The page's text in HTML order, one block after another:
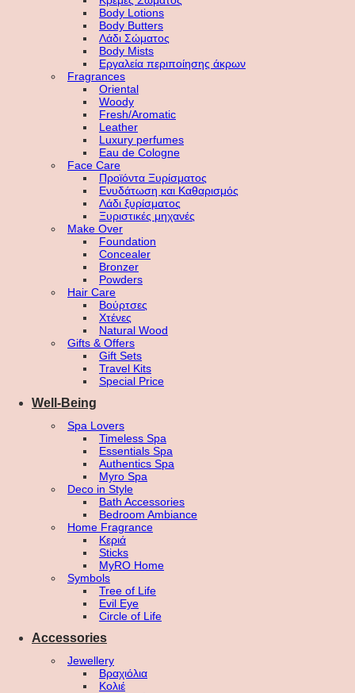
Body Lotions
Body Butters
Λάδι Σώματος
Body Mists
Εργαλεία περιποίησης άκρων
Fragrances
Oriental
Woody
Fresh/Aromatic
Leather
Luxury perfumes
Eau de Cologne
Face Care
Προϊόντα Ξυρίσματος
Ενυδάτωση και Καθαρισμός
Λάδι ξυρίσματος
Ξυριστικές μηχανές
Make Over
Foundation
Concealer
Bronzer
Powders
Hair Care
Βούρτσες
Χτένες
Natural Wood
Gifts & Offers
Gift Sets
Travel Kits
Special Price
Well-Being
Spa Lovers
Timeless Spa
Essentials Spa
Authentics Spa
Myro Spa
Deco in Style
Bath Accessories
Bedroom Ambiance
Home Fragrance
Κεριά
Sticks
MyRO Home
Symbols
Tree of Life
Evil Eye
Circle of Life
Accessories
Jewellery
Βραχιόλια
Κολιέ